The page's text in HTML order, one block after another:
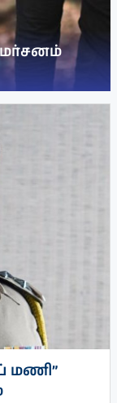
மணி”